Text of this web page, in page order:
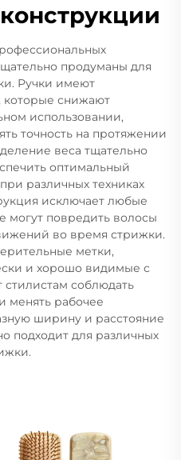
продуманы для
Ручки имеют
которые снижают
использовании,
точность на протяжении
веса тщательно
оптимальный
различных техниках
исключает любые
могут повредить волосы
во время стрижки.
метки,
и хорошо видимые с
стилистам соблюдать
менять рабочее
ширину и расстояние
подходит для различных